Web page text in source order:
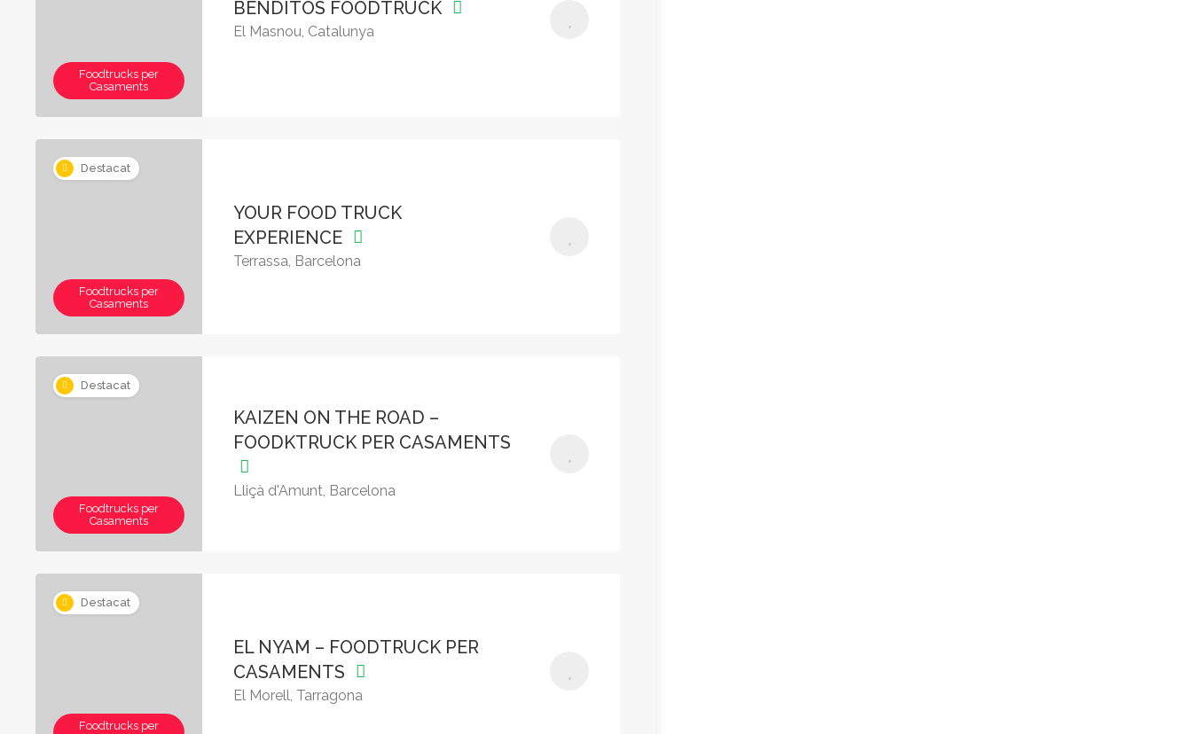
Foodtrucks per
Casaments
BENDITOS FOODTRUCK
El Masnou, Catalunya
Destacat
Foodtrucks per
Casaments
YOUR FOOD TRUCK
EXPERIENCE
Terrassa, Barcelona
Destacat
Foodtrucks per
Casaments
KAIZEN ON THE ROAD –
FOODKTRUCK PER CASAMENTS
Lliçà d'Amunt, Barcelona
Destacat
Foodtrucks per
EL NYAM – FOODTRUCK PER
CASAMENTS
El Morell, Tarragona